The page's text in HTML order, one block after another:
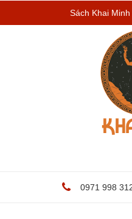
Sách Khai
0971 998